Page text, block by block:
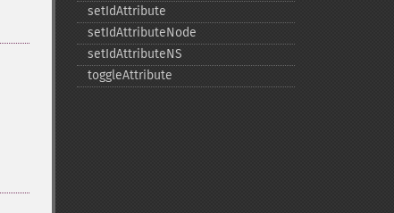
setIdAttribute
setIdAttributeNode
setIdAttributeNS
toggleAttribute